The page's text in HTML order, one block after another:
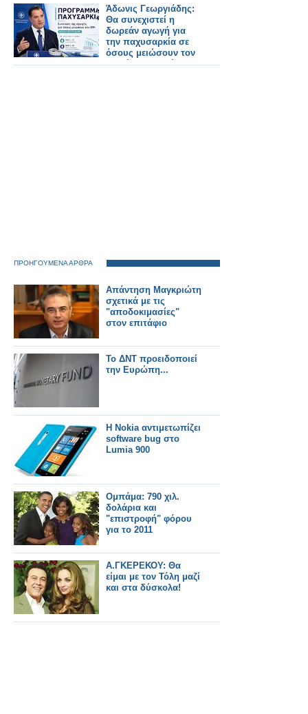
Απόστολος Βαλτάς
Άδωνις Γεωργιάδης:
Θα συνεχιστεί η
δωρεάν αγωγή για
την παχυσαρκία σε
όσους μειώσουν τον
BMI έως τον Ιούνιο
ΠΡΟΗΓΟΥΜΕΝΑ ΑΡΘΡΑ
Aπάντηση Μαγκριώτη
σχετικά με τις
"αποδοκιμασίες"
στον επιτάφιο
Το ΔΝΤ προειδοποιεί
την Ευρώπη...
H Nokia αντιμετωπίζει
software bug στο
Lumia 900
Ομπάμα: 790 χιλ.
δολάρια και
"επιστροφή" φόρου
για το 2011
Α.ΓΚΕΡΕΚΟΥ: Θα
είμαι με τον Τόλη μαζί
και στα δύσκολα!